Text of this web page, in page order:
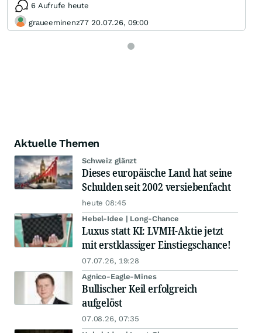
6 Aufrufe heute
graueeminenz77 20.07.26, 09:00
Aktuelle Themen
Schweiz glänzt
Dieses europäische Land hat seine
Schulden seit 2002 versiebenfacht
heute 08:45
Hebel-Idee | Long-Chance
Luxus statt KI: LVMH-Aktie jetzt
mit erstklassiger Einstiegschance!
07.07.26, 19:28
Agnico-Eagle-Mines
Bullischer Keil erfolgreich
aufgelöst
07.08.26, 07:35